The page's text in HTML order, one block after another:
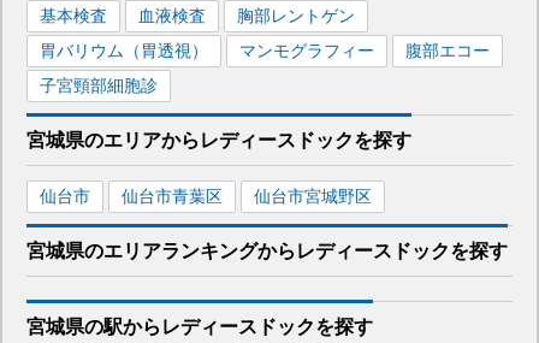
基本検査 血液検査
胸部レントゲン
胃バリウム（胃透視）
マンモグラフィー
腹部エコー
子宮頸部細胞診
宮城県のエリアから レディースドックを探す
仙台市 仙台市青葉区 仙台市宮城野区
宮城県のエリアランキングから レディースドックを探す
宮城県の駅から レディースドックを探す